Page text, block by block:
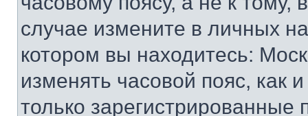
случае измените в личных
котором вы находитесь:
изменять часовой пояс, как
только